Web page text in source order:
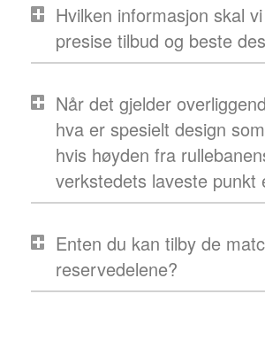
Hvilken informasjon skal
presise tilbud og beste
Når det gjelder
hva er spesielt design
hvis høyden fra
verkstedets laveste punkt
Enten du kan tilby de
reservedelene?